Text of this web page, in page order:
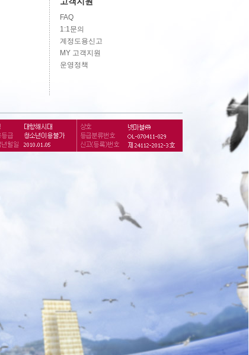
FAQ
1:1문의
계정도용신고
MY 고객지원
운영정책